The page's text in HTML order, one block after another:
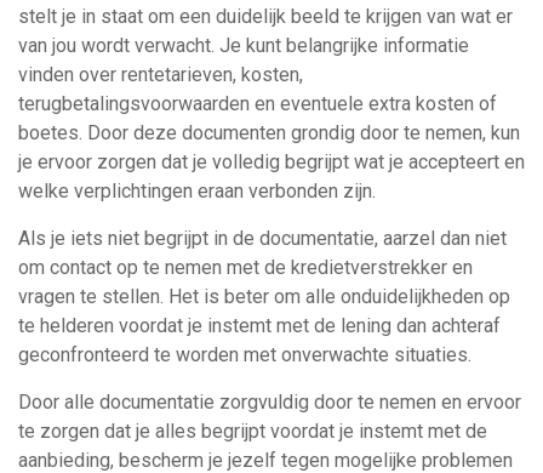
stelt je in staat om een duidelijk beeld te krijgen van wat er
van jou wordt verwacht. Je kunt belangrijke informatie
vinden over rentetarieven, kosten,
terugbetalingsvoorwaarden en eventuele extra kosten of
boetes. Door deze documenten grondig door te nemen, kun
je ervoor zorgen dat je volledig begrijpt wat je accepteert en
welke verplichtingen eraan verbonden zijn.
Als je iets niet begrijpt in de documentatie, aarzel dan niet
om contact op te nemen met de kredietverstrekker en
vragen te stellen. Het is beter om alle onduidelijkheden op
te helderen voordat je instemt met de lening dan achteraf
geconfronteerd te worden met onverwachte situaties.
Door alle documentatie zorgvuldig door te nemen en ervoor
te zorgen dat je alles begrijpt voordat je instemt met de
aanbieding, bescherm je jezelf tegen mogelijke problemen